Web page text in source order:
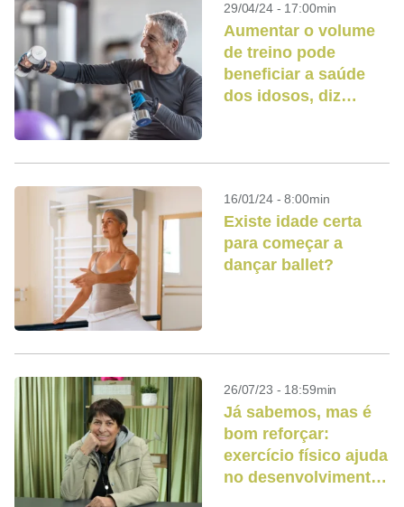
29/04/24 - 17:00min
Aumentar o volume
de treino pode
beneficiar a saúde
dos idosos, diz
16/01/24 - 8:00min
Existe idade certa
para começar a
dançar ballet?
26/07/23 - 18:59min
Já sabemos, mas é
bom reforçar:
exercício físico ajuda
no desenvolvimento